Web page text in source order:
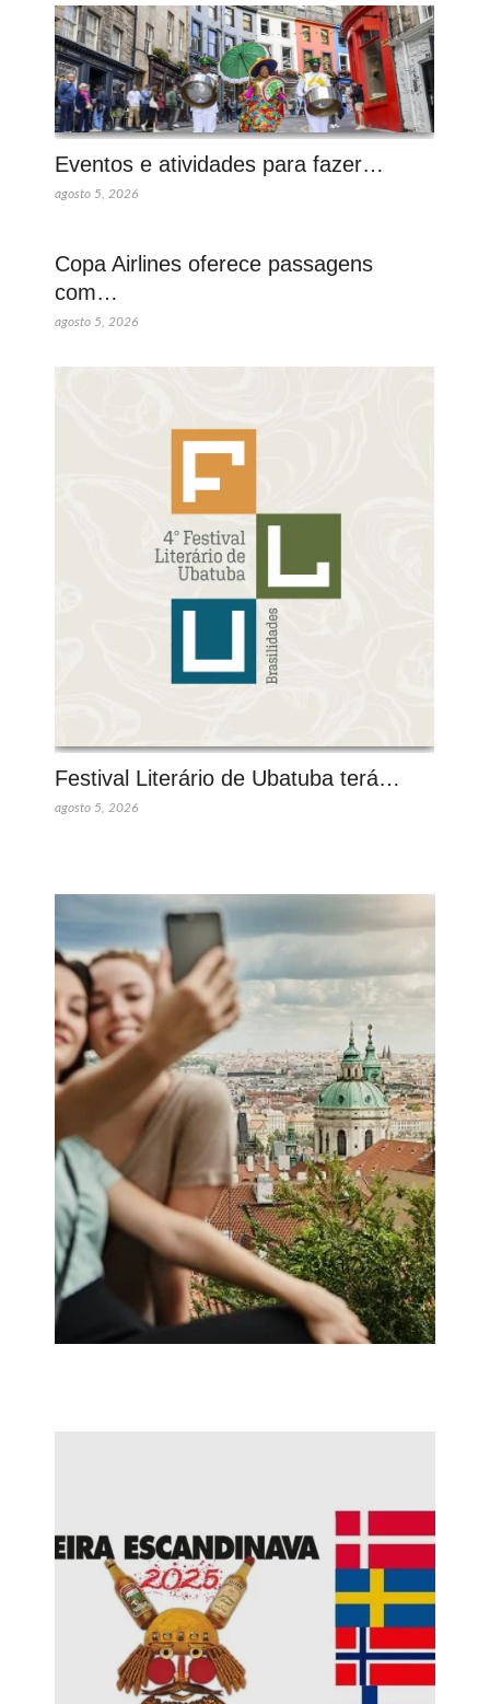
Eventos e atividades para fazer…
agosto 5, 2026
Copa Airlines oferece passagens
com…
agosto 5, 2026
Festival Literário de Ubatuba terá…
agosto 5, 2026